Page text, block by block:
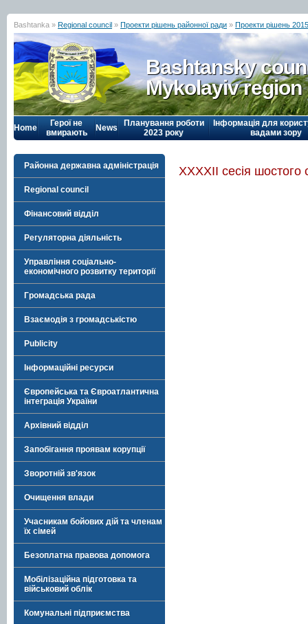
Bashtanka » Regional council » Проекти рішень районної ради » Проекти рішень
Bashtansky
Mykolayiv region
Home
Герої не
вмирають
News
Планування роботи
2023 року
Інформація для
вадами зору
Районна державна адміністрація
Regional council
Фінансовий відділ
Регуляторна діяльність
Управління соціально-
економічного розвитку території
Громадська рада
Взаємодія з громадськістю
Publicity
Інформаційні ресурси
Європейська та Євроатлантична
інтеграція України
Архівний відділ
Запобігання проявам корупції
Зворотній зв'язок
Очищення влади
Учасникам бойових дій та членам
їх сімей
Безоплатна правова допомога
Мобілізаційна підготовка та
військовий облік
Комунальні підприємства
ХХХХІІ сесія шостого